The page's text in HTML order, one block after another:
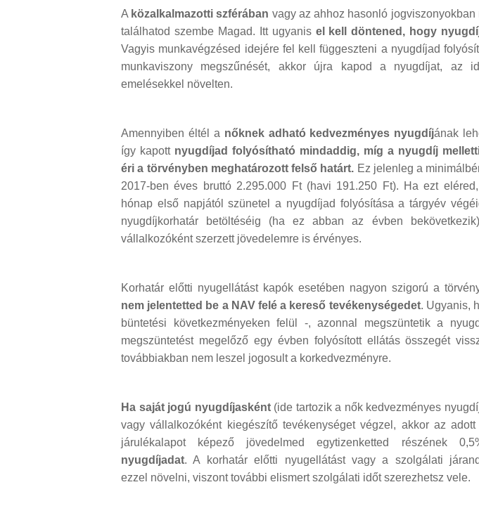
A közalkalmazotti szférában vagy az ahhoz hasonló jogviszonyokban
találhatod szembe Magad. Itt ugyanis el kell döntened, hogy
Vagyis munkavégzésed idejére fel kell függeszteni a nyugdíjad
munkaviszony megszűnését, akkor újra kapod a nyugdíjat, az
emelésekkel növelten.
Amennyiben éltél a nőknek adható kedvezményes nyugdíjának
így kapott nyugdíjad folyósítható mindaddig, míg a nyugdíj
éri a törvényben meghatározott felső határt. Ez jelenleg a
2017-ben éves bruttó 2.295.000 Ft (havi 191.250 Ft). Ha ezt
hónap első napjától szünetel a nyugdíjad folyósítása a tárgyév
nyugdíjkorhatár betöltéséig (ha ez abban az évben
vállalkozóként szerzett jövedelemre is érvényes.
Korhatár előtti nyugellátást kapók esetében nagyon szigorú a
nem jelentetted be a NAV felé a kereső tevékenységedet. Ugyanis,
büntetési következményeken felül -, azonnal megszüntetik a
megszüntetést megelőző egy évben folyósított ellátás összegét
továbbiakban nem leszel jogosult a korkedvezményre.
Ha saját jogú nyugdíjasként(ide tartozik a nők kedvezményes
vagy vállalkozóként kiegészítő tevékenységet végzel, akkor az
járulékalapot képező jövedelmed egytizenketted részének
nyugdíjadat. A korhatár előtti nyugellátást vagy a szolgálati
ezzel növelni, viszont további elismert szolgálati időt szerezhetsz vele.